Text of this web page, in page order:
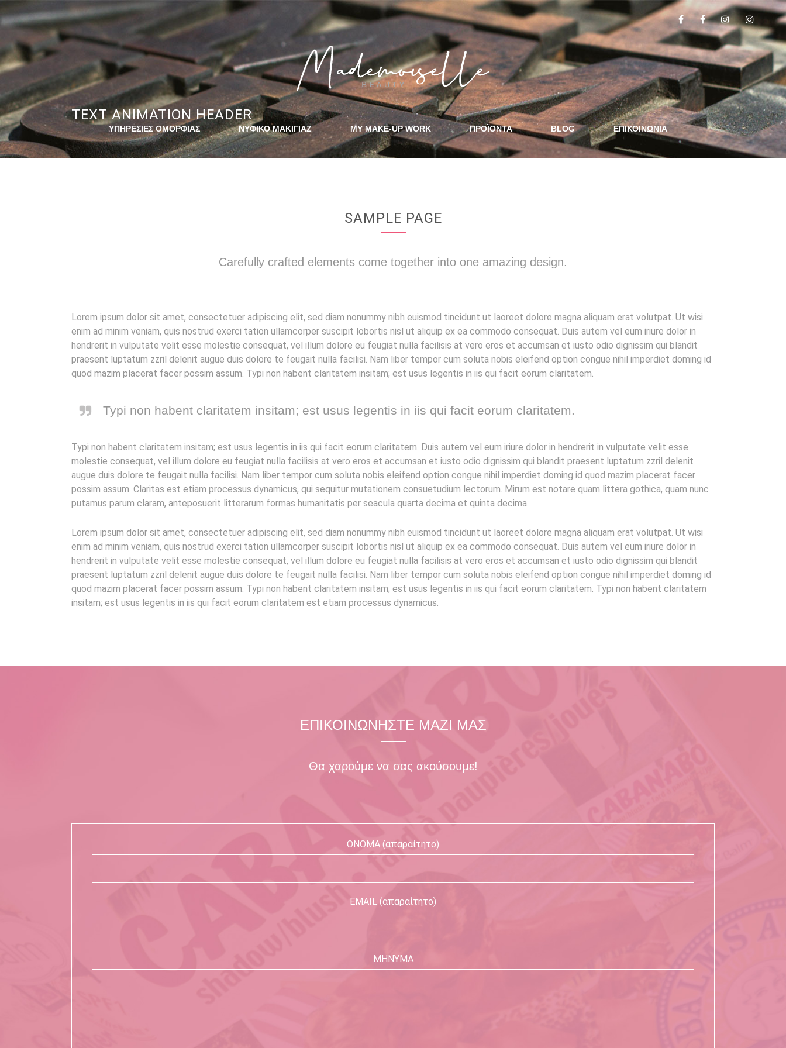
ΥΠΗΡΕΣΙΕΣ ΟΜΟΡΦΙΑΣ NYΦΙΚΟ ΜΑΚΙΓΙΑΖ MY MAKE-UP WORK ΠΡΟΪΟΝΤΑ BLOG ΕΠΙΚΟΙΝΩΝΙΑ
TEXT ANIMATION HEADER
SAMPLE PAGE
Carefully crafted elements come together into one amazing design.
Lorem ipsum dolor sit amet, consectetuer adipiscing elit, sed diam nonummy nibh euismod tincidunt ut laoreet dolore magna aliquam erat volutpat. Ut wisi
enim ad minim veniam, quis nostrud exerci tation ullamcorper suscipit lobortis nisl ut aliquip ex ea commodo consequat. Duis autem vel eum iriure dolor in
hendrerit in vulputate velit esse molestie consequat, vel illum dolore eu feugiat nulla facilisis at vero eros et accumsan et iusto odio dignissim qui blandit
praesent luptatum zzril delenit augue duis dolore te feugait nulla facilisi. Nam liber tempor cum soluta nobis eleifend option congue nihil imperdiet doming id
quod mazim placerat facer possim assum. Typi non habent claritatem insitam; est usus legentis in iis qui facit eorum claritatem.
Typi non habent claritatem insitam; est usus legentis in iis qui facit eorum claritatem.
Typi non habent claritatem insitam; est usus legentis in iis qui facit eorum claritatem. Duis autem vel eum iriure dolor in hendrerit in vulputate velit esse
molestie consequat, vel illum dolore eu feugiat nulla facilisis at vero eros et accumsan et iusto odio dignissim qui blandit praesent luptatum zzril delenit
augue duis dolore te feugait nulla facilisi. Nam liber tempor cum soluta nobis eleifend option congue nihil imperdiet doming id quod mazim placerat facer
possim assum. Claritas est etiam processus dynamicus, qui sequitur mutationem consuetudium lectorum. Mirum est notare quam littera gothica, quam nunc
putamus parum claram, anteposuerit litterarum formas humanitatis per seacula quarta decima et quinta decima.
Lorem ipsum dolor sit amet, consectetuer adipiscing elit, sed diam nonummy nibh euismod tincidunt ut laoreet dolore magna aliquam erat volutpat. Ut wisi
enim ad minim veniam, quis nostrud exerci tation ullamcorper suscipit lobortis nisl ut aliquip ex ea commodo consequat. Duis autem vel eum iriure dolor in
hendrerit in vulputate velit esse molestie consequat, vel illum dolore eu feugiat nulla facilisis at vero eros et accumsan et iusto odio dignissim qui blandit
praesent luptatum zzril delenit augue duis dolore te feugait nulla facilisi. Nam liber tempor cum soluta nobis eleifend option congue nihil imperdiet doming id
quod mazim placerat facer possim assum. Typi non habent claritatem insitam; est usus legentis in iis qui facit eorum claritatem. Typi non habent claritatem
insitam; est usus legentis in iis qui facit eorum claritatem est etiam processus dynamicus.
ΕΠΙΚΟΙΝΩΝΗΣΤΕ ΜΑΖΙ ΜΑΣ
Θα χαρούμε να σας ακούσουμε!
ΟΝΟΜΑ (απαραίτητο)
EMAIL (απαραίτητο)
ΜΗΝΥΜΑ